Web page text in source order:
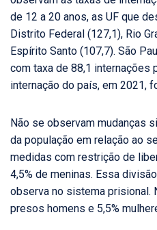
de 12 a 20 anos, as UF que
Distrito Federal (127,1), Rio
Espírito Santo (107,7). São
com taxa de 88,1 internações
internação do país, em 2021,
Não se observam mudanças
da população em relação ao
medidas com restrição de
4,5% de meninas. Essa
observa no sistema prisional.
presos homens e 5,5%